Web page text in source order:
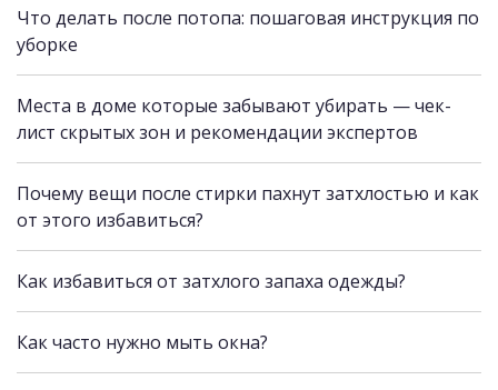
Что делать после потопа: пошаговая инструкция по
уборке
Места в доме которые забывают убирать — чек-
лист скрытых зон и рекомендации экспертов
Почему вещи после стирки пахнут затхлостью и как
от этого избавиться?
Как избавиться от затхлого запаха одежды?
Как часто нужно мыть окна?